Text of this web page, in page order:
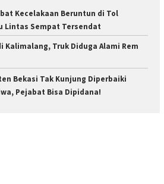
Kecelakaan Beruntun di Tol
Lintas Sempat Tersendat
Kalimalang, Truk Diduga Alami Rem
Bekasi Tak Kunjung Diperbaiki
Pejabat Bisa Dipidana!